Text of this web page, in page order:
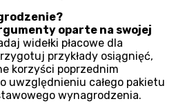
oparte na swojej
widełki płacowe dla
przykłady osiągnięć,
korzyści poprzednim
uwzględnieniu całego pakietu
wynagrodzenia.